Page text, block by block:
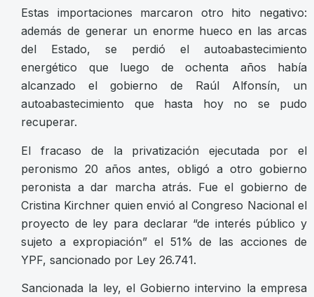
Estas importaciones marcaron otro hito negativo:
además de generar un enorme hueco en las arcas
del Estado, se perdió el autoabastecimiento
energético que luego de ochenta años había
alcanzado el gobierno de Raúl Alfonsín, un
autoabastecimiento que hasta hoy no se pudo
recuperar.
El fracaso de la privatización ejecutada por el
peronismo 20 años antes, obligó a otro gobierno
peronista a dar marcha atrás. Fue el gobierno de
Cristina Kirchner quien envió al Congreso Nacional el
proyecto de ley para declarar “de interés público y
sujeto a expropiación” el 51% de las acciones de
YPF, sancionado por Ley 26.741.
Sancionada la ley, el Gobierno intervino la empresa